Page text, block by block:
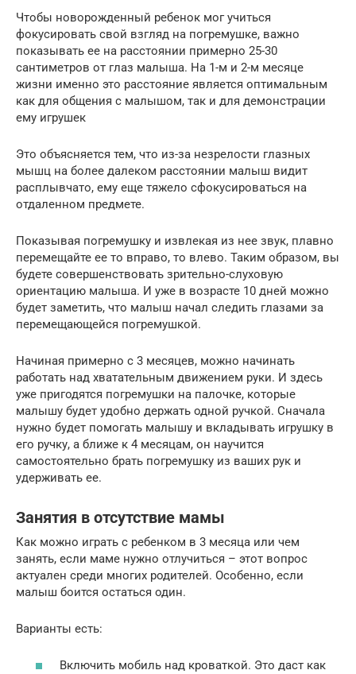
Чтобы новорожденный ребенок мог учиться
фокусировать свой взгляд на погремушке, важно
показывать ее на расстоянии примерно 25-30
сантиметров от глаз малыша. На 1-м и 2-м месяце
жизни именно это расстояние является оптимальным
как для общения с малышом, так и для демонстрации
ему игрушек
Это объясняется тем, что из-за незрелости глазных
мышц на более далеком расстоянии малыш видит
расплывчато, ему еще тяжело сфокусироваться на
отдаленном предмете.
Показывая погремушку и извлекая из нее звук, плавно
перемещайте ее то вправо, то влево. Таким образом, вы
будете совершенствовать зрительно-слуховую
ориентацию малыша. И уже в возрасте 10 дней можно
будет заметить, что малыш начал следить глазами за
перемещающейся погремушкой.
Начиная примерно с 3 месяцев, можно начинать
работать над хватательным движением руки. И здесь
уже пригодятся погремушки на палочке, которые
малышу будет удобно держать одной ручкой. Сначала
нужно будет помогать малышу и вкладывать игрушку в
его ручку, а ближе к 4 месяцам, он научится
самостоятельно брать погремушку из ваших рук и
удерживать ее.
Занятия в отсутствие мамы
Как можно играть с ребенком в 3 месяца или чем
занять, если маме нужно отлучиться – этот вопрос
актуален среди многих родителей. Особенно, если
малыш боится остаться один.
Варианты есть:
Включить мобиль над кроваткой. Это даст как